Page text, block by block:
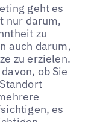
geht es
nur darum,
zu
auch darum,
zu erzielen.
ob Sie
es